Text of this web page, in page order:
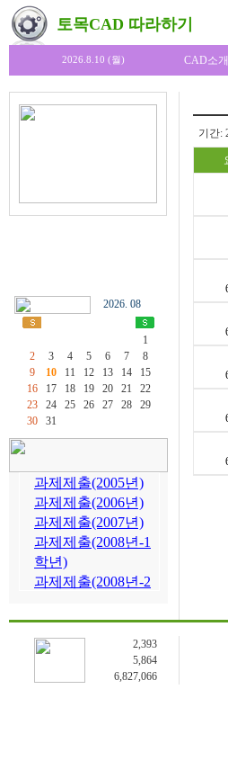
토목CAD 따라하기
2026.8.10 (월) CAD소개
2026. 08
1
2
3 4 5 6 7
8
9
10 11 12 13 14
15
16
17 18 19 20 21
22
23
24 25 26 27 28
29
30
31
기간:
2,393
5,864
6,827,066